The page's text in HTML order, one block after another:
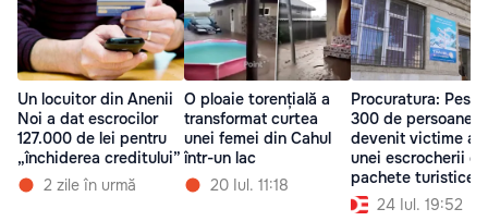
Un locuitor din Anenii
Noi a dat escrocilor
127.000 de lei pentru
„închiderea creditului”
2 zile în urmă
O ploaie torențială a
transformat curtea
unei femei din Cahul
într-un lac
20 Iul. 11:18
Procuratura: Peste
300 de persoane
devenit victime ale
unei escrocherii cu
pachete turistice
24 Iul. 19:52